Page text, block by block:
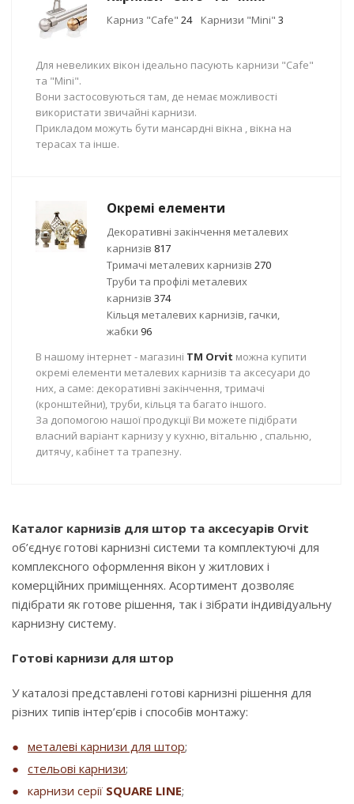
Карниз "Cafe" 24 Карнизи "Mini" 3
Для невеликих вікон ідеально пасують карнизи "Cafe"
та "Mini".
Вони застосовуються там, де немає можливості
використати звичайні карнизи.
Прикладом можуть бути мансардні вікна , вікна на
терасах та інше.
Окремі елементи
Декоративні закінчення металевих
карнизів 817
Тримачі металевих карнизів 270
Труби та профілі металевих
карнизів 374
Кільця металевих карнизів, гачки,
жабки 96
В нашому інтернет - магазині TM Orvit можна купити
окремі елементи металевих карнизів та аксесуари до
них, а саме: декоративні закінчення, тримачі
(кронштейни), труби, кільця та багато іншого.
За допомогою нашої продукції Ви можете підібрати
власний варіант карнизу у кухню, вітальню , спальню,
дитячу, кабінет та трапезну.
Каталог карнизів для штор та аксесуарів Orvit
об’єднує готові карнизні системи та комплектуючі для
комплексного оформлення вікон у житлових і
комерційних приміщеннях. Асортимент дозволяє
підібрати як готове рішення, так і зібрати індивідуальну
карнизну систему.
Готові карнизи для штор
У каталозі представлені готові карнизні рішення для
різних типів інтер’єрів і способів монтажу:
металеві карнизи для штор;
стельові карнизи;
карнизи серії SQUARE LINE;